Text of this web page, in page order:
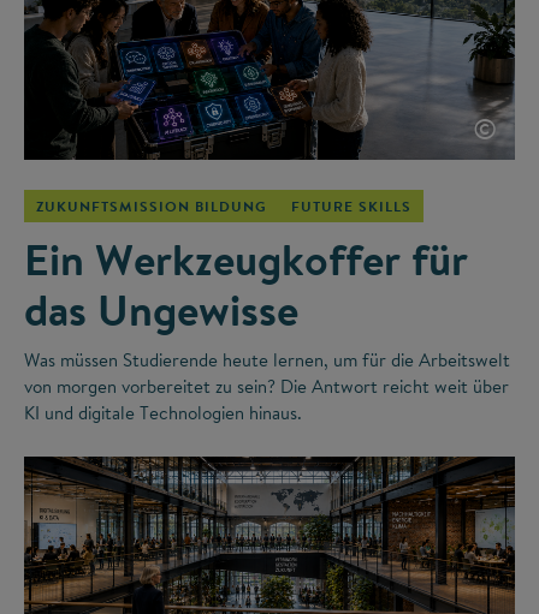
©
ZUKUNFTSMISSION BILDUNG FUTURE SKILLS
Ein Werkzeugkoffer für
das Ungewisse
Was müssen Studierende heute lernen, um für die Arbeitswelt
von morgen vorbereitet zu sein? Die Antwort reicht weit über
KI und digitale Technologien hinaus.